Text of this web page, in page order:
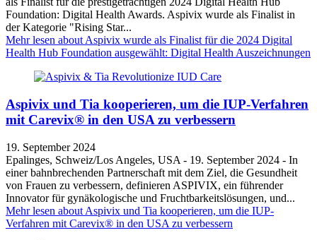
Foundation: Digital Health Awards. Aspivix wurde als Finalist in
der Kategorie "Rising Star...
Mehr lesen about Aspivix wurde als Finalist für die 2024 Digital
Health Hub Foundation ausgewählt: Digital Health Auszeichnungen
Aspivix und Tia kooperieren, um die IUP-Verfahren
mit Carevix® in den USA zu verbessern
19. September 2024
Epalinges, Schweiz/Los Angeles, USA - 19. September 2024 - In
einer bahnbrechenden Partnerschaft mit dem Ziel, die Gesundheit
von Frauen zu verbessern, definieren ASPIVIX, ein führender
Innovator für gynäkologische und Fruchtbarkeitslösungen, und...
Mehr lesen about Aspivix und Tia kooperieren, um die IUP-
Verfahren mit Carevix® in den USA zu verbessern